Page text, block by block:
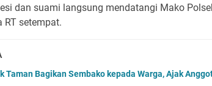
dan suami langsung mendatangi Mako
RT setempat.
Taman Bagikan Sembako kepada Warga, Ajak